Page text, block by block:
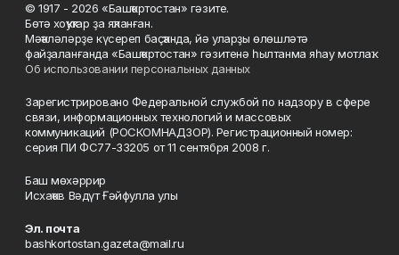
© 1917 - 2026 «Башҡортостан» гәзите.
Бөтә хоҡуҡтар ҙа яҡланған.
Мәҡәләләрҙе күсереп баҫҡанда, йә уларҙы өлөшләтә
файҙаланғанда «Башҡортостан» гәзитенә һылтанма яһау мотлаҡ.
Об использовании персональных данных
Зарегистрировано Федеральной службой по надзору в сфере
связи, информационных технологий и массовых
коммуникаций (РОСКОМНАДЗОР). Регистрационный номер:
серия ПИ ФС77-33205 от 11 сентября 2008 г.
Баш мөхәррир
Исхаҡов Вәдүт Ғәйфулла улы
Эл. почта
bashkortostan.gazeta@mail.ru